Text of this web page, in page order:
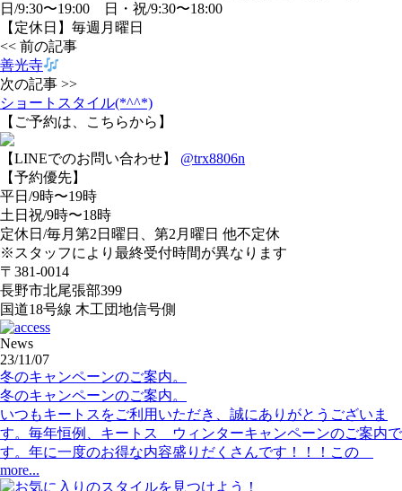
日/9:30〜19:00 日・祝/9:30〜18:00
【定休日】毎週月曜日
<< 前の記事
善光寺
次の記事 >>
ショートスタイル(*^^*)
【ご予約は、こちらから】
【LINEでのお問い合わせ】 @trx8806n
【予約優先】
平日/9時〜19時
土日祝/9時〜18時
定休日/毎月第2日曜日、第2月曜日 他不定休
※スタッフにより最終受付時間が異なります
〒381-0014
長野市北尾張部399
国道18号線 木工団地信号側
News
23/11/07
冬のキャンペーンのご案内。
冬のキャンペーンのご案内。
いつもキートスをご利用いただき、誠にありがとうございま
す。毎年恒例、キートス ウィンターキャンペーンのご案内で
す。年に一度のお得な内容盛りだくさんです！！！この
more...